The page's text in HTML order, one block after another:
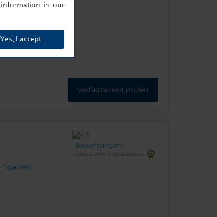
Verfügbarkeit prüfen
Spanien
Bewertungen
2025 Zertifikat für Exzellenz
in our
Yes, I accept